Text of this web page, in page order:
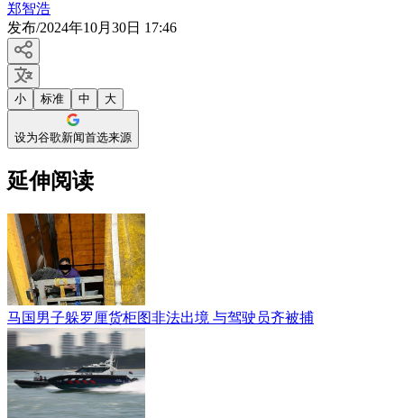
郑智浩
发布/2024年10月30日 17:46
小 标准 中 大
设为谷歌新闻首选来源
延伸阅读
马国男子躲罗厘货柜图非法出境 与驾驶员齐被捕